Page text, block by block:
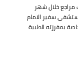
أكثر من (53) الف مراجع خلال شهر
سفير الامام
بمفرزته الطبية